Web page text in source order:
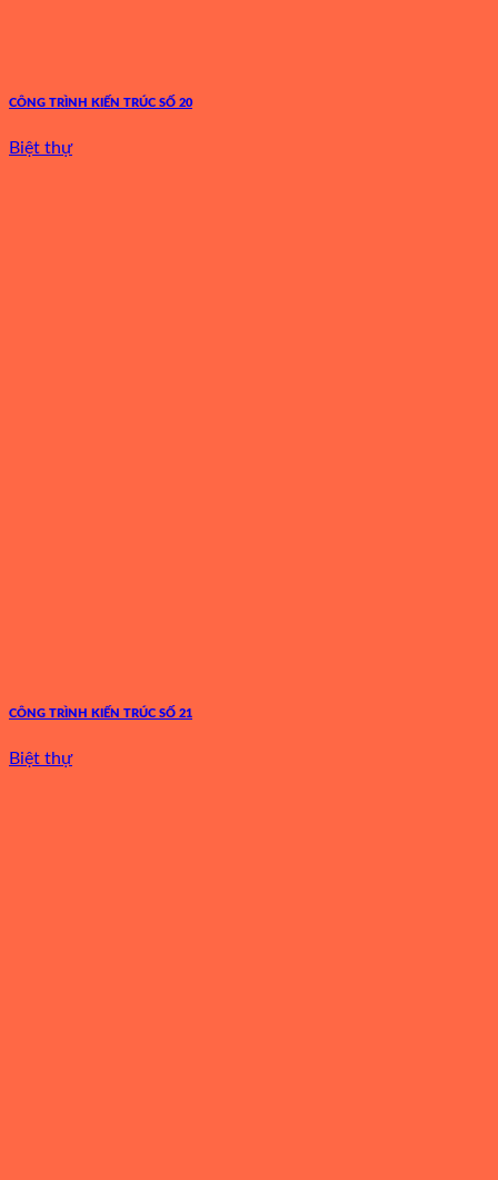
CÔNG TRÌNH KIẾN TRÚC SỐ 20
Biệt thự
CÔNG TRÌNH KIẾN TRÚC SỐ 21
Biệt thự